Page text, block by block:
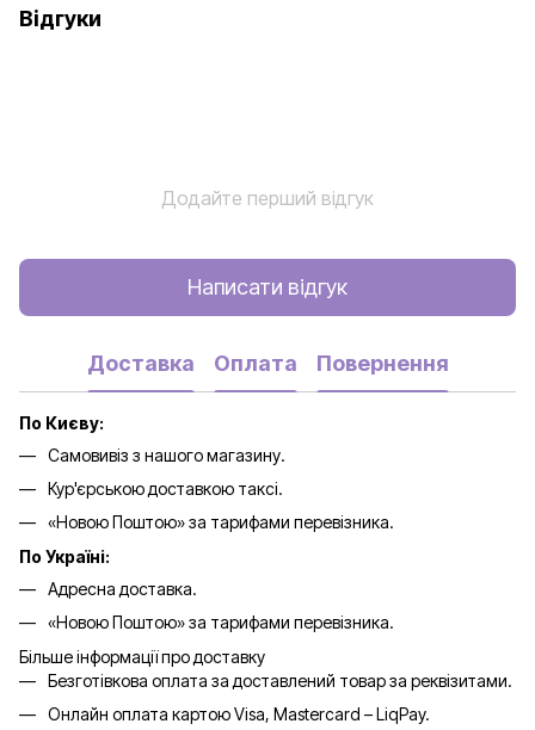
Відгуки
Додайте перший відгук
Написати відгук
Доставка Оплата Повернення
По Києву:
Самовивіз з нашого магазину.
Кур'єрською доставкою таксі.
«Новою Поштою» за тарифами перевізника.
По Україні:
Адресна доставка.
«Новою Поштою» за тарифами перевізника.
Більше інформації про доставку
Безготівкова оплата за доставлений товар за реквізитами.
Онлайн оплата картою Visa, Mastercard – LiqPay.